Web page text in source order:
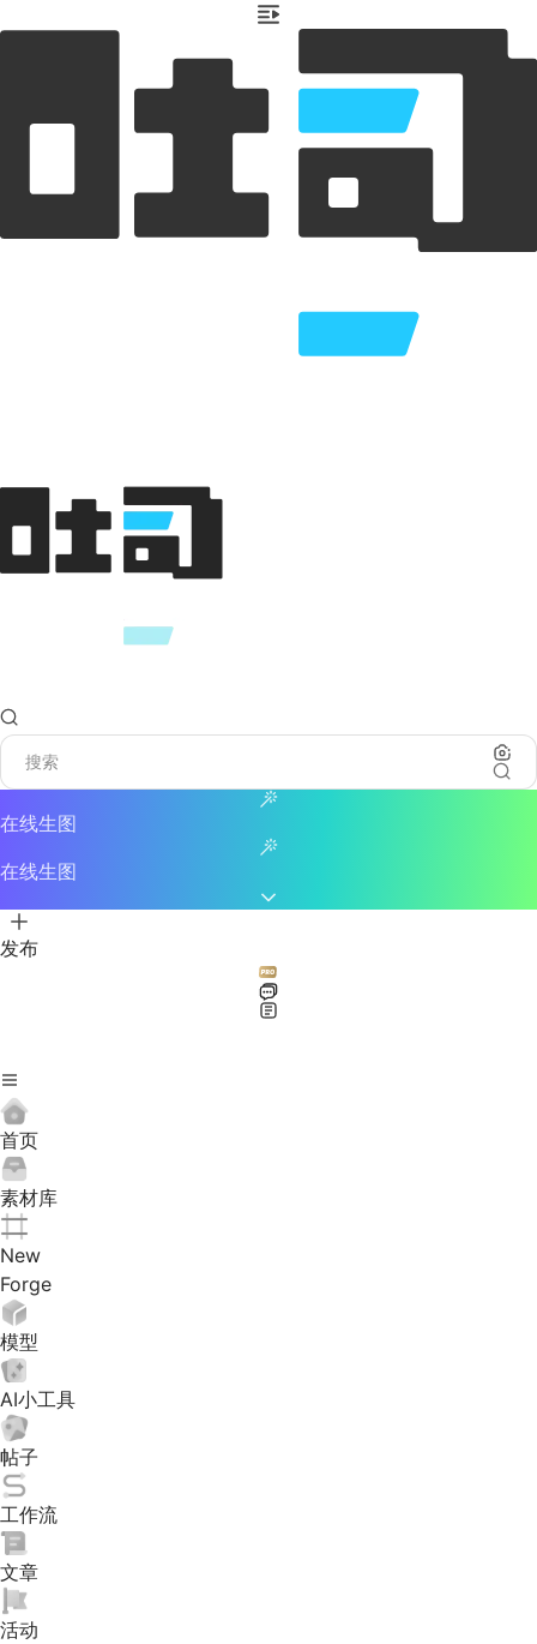
在线生图
在线生图
发布
首页
素材库
New
Forge
模型
AI小工具
帖子
工作流
文章
活动